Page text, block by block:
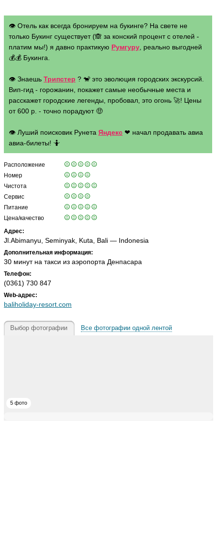
👁 Отель как всегда бронируем на букинге? На свете не
только Букинг существует (🙈 за конский процент с отелей -
платим мы!) я давно практикую Румгуру , реально выгодней
💰💰 Букинга.
👁 Знаешь Трипстер ? 🐒 это эволюция городских экскурсий.
Вип-гид - горожанин, покажет самые необычные места и
расскажет городские легенды, пробовал, это огонь 🚀! Цены
от 600 р. - точно порадуют 🤑
👁 Луший поисковик Рунета Яндекс ❤ начал продавать авиа
авиа-билеты! 🤷
Расположение
Номер
Чистота
Сервис
Питание
Цена/качество
Адрес:
Jl.Abimanyu, Seminyak, Kuta, Bali — Indonesia
Дополнительная информация:
30 минут на такси из аэропорта Денпасара
Телефон:
(0361) 730 847
Web-адрес:
baliholiday-resort.com
Выбор фотографии Все фотографии одной лентой
5 фото